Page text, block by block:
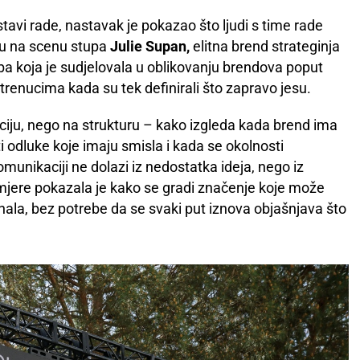
rade, nastavak je pokazao što ljudi s time rade
na scenu stupa Julie Supan,elitna brend strateginja
koja je sudjelovala u oblikovanju brendova poput
kada su tek definirali što zapravo jesu.
nego na strukturu – kako izgleda kada brend ima
koje imaju smisla i kada se okolnosti
ne dolazi iz nedostatka ideja, nego iz
pokazala je kako se gradi značenje koje može
bez potrebe da se svaki put iznova objašnjava što